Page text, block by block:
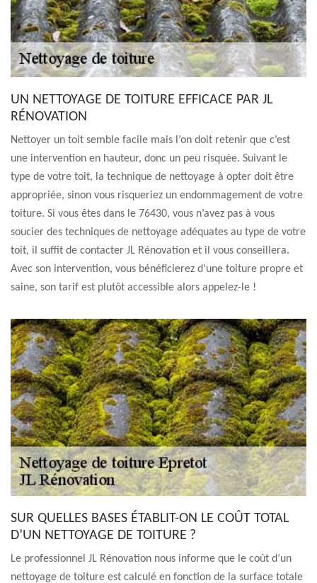
UN NETTOYAGE DE TOITURE EFFICACE PAR JL
RÉNOVATION
Nettoyer un toit semble facile mais l’on doit retenir que c’est
une intervention en hauteur, donc un peu risquée. Suivant le
type de votre toit, la technique de nettoyage à opter doit être
appropriée, sinon vous risqueriez un endommagement de votre
toiture. Si vous êtes dans le 76430, vous n’avez pas à vous
soucier des techniques de nettoyage adéquates au type de votre
toit, il suffit de contacter JL Rénovation et il vous conseillera.
Avec son intervention, vous bénéficierez d’une toiture propre et
saine, son tarif est plutôt accessible alors appelez-le !
SUR QUELLES BASES ÉTABLIT-ON LE COÛT TOTAL
D’UN NETTOYAGE DE TOITURE ?
Le professionnel JL Rénovation nous informe que le coût d’un
nettoyage de toiture est calculé en fonction de la surface totale